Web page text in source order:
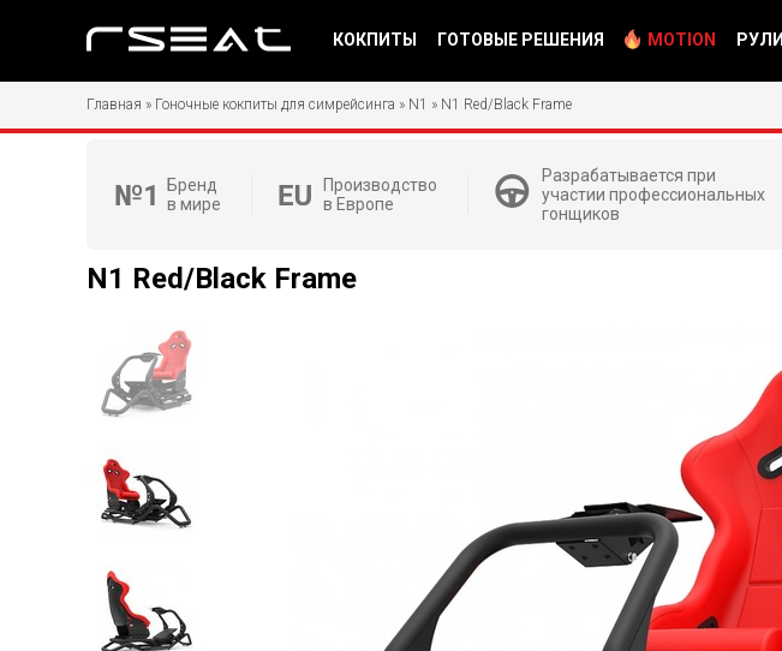
КОКПИТЫ ГОТОВЫЕ РЕШЕНИЯ MOTION РУЛИ
Главная » Гоночные кокпиты для симрейсинга » N1 » N1 Red/Black Frame
Бренд
в мире
Производство
в Европе
Разрабатывается при
участии профессиональных
гонщиков
N1 Red/Black Frame